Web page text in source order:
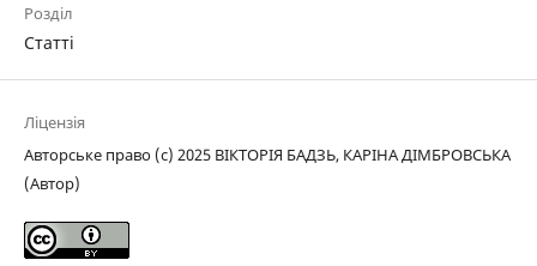
Розділ
Статті
Ліцензія
Авторське право (c) 2025 ВІКТОРІЯ БАДЗЬ, КАРІНА ДІМБРОВСЬКА
(Автор)